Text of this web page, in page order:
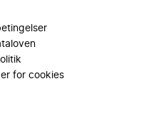
for cookies